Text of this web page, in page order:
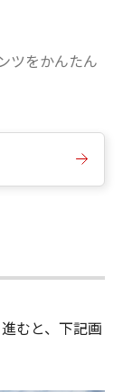
ツをかんたん
むと、下記画